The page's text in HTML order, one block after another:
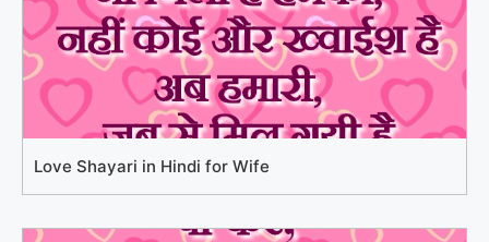
Love Shayari in Hindi for Wife